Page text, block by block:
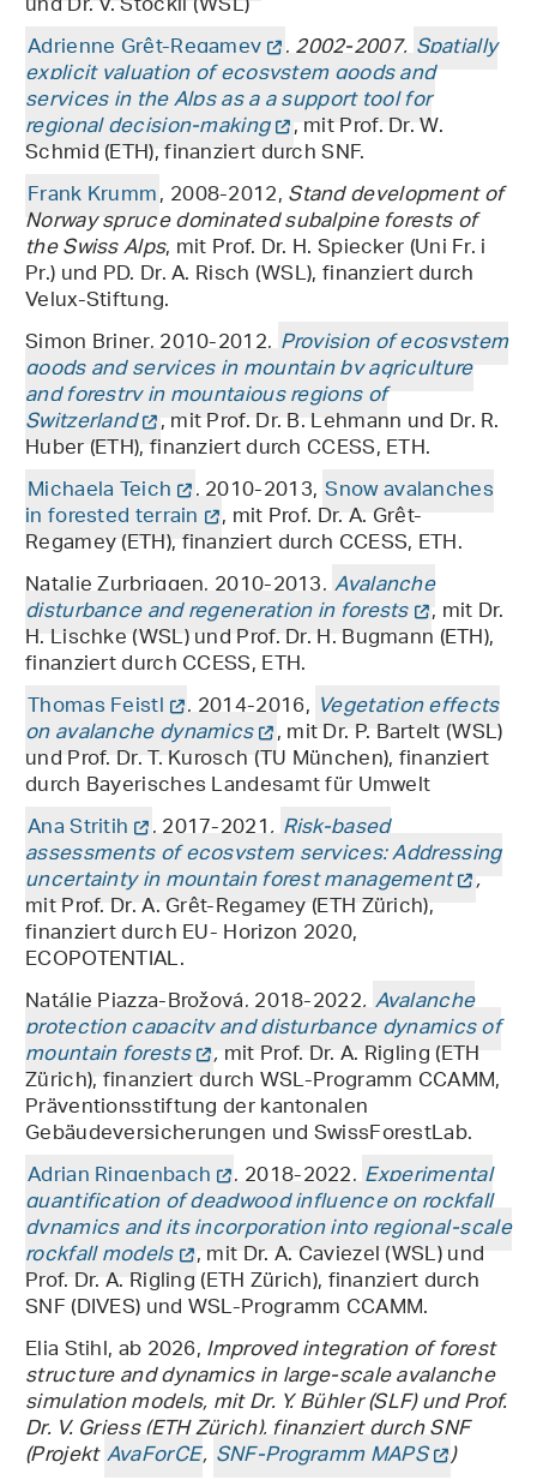
Adrienne Grêt-Regamey ,2002-2007, Spatially
explicit valuation of ecosystem goods and
services in the Alps as a a support tool for
regional decision-making , mit Prof. Dr. W.
Schmid (ETH), finanziert durch SNF.
Frank Krumm, 2008-2012,Stand development of
Norway spruce dominated subalpine forests of
the Swiss Alps, mit Prof. Dr. H. Spiecker (Uni Fr. i
Pr.) und PD. Dr. A. Risch (WSL), finanziert durch
Velux-Stiftung.
Simon Briner, 2010-2012, Provision of ecosystem
goods and services in mountain by agriculture
and forestry in mountaious regions of
Switzerland , mit Prof. Dr. B. Lehmann und Dr. R.
Huber (ETH), finanziert durch CCESS, ETH.
Michaela Teich
, 2010-2013, Snow avalanches
in forested terrain , mit Prof. Dr. A. Grêt-
Regamey (ETH), finanziert durch CCESS, ETH.
Natalie Zurbriggen, 2010-2013, Avalanche
disturbance and regeneration in forests , mit Dr.
H. Lischke (WSL) und Prof. Dr. H. Bugmann (ETH),
finanziert durch CCESS, ETH.
Thomas Feistl , 2014-2016, Vegetation effects
on avalanche dynamics , mit Dr. P. Bartelt (WSL)
und Prof. Dr. T. Kurosch (TU München), finanziert
durch Bayerisches Landesamt für Umwelt
Ana Stritih
, 2017-2021, Risk-based
assessments of ecosystem services: Addressing
uncertainty in mountain forest management ,
mitProf. Dr. A. Grêt-Regamey (ETH Zürich),
finanziert durch EU- Horizon 2020,
ECOPOTENTIAL.
Natálie Piazza-Brožová, 2018-2022,Avalanche
protection capacity and disturbance dynamics of
mountain forests ,mit Prof. Dr. A. Rigling (ETH
Zürich), finanziert durch WSL-Programm CCAMM,
Präventionsstiftung der kantonalen
Gebäudeversicherungen und SwissForestLab.
Adrian Ringenbach , 2018-2022, Experimental
quantification of deadwood influence on rockfall
dynamics and its incorporation into regional-scale
rockfall models , mit Dr. A. Caviezel (WSL) und
Prof. Dr. A. Rigling (ETH Zürich), finanziert durch
SNF (DIVES) und WSL-Programm CCAMM.
Elia Stihl, ab 2026,Improved integration of forest
structure and dynamics in large-scale avalanche
simulation models, mit Dr. Y. Bühler (SLF) und Prof.
Dr. V. Griess (ETH Zürich), finanziert durch SNF
(ProjektAvaForCE, SNF-Programm MAPS )